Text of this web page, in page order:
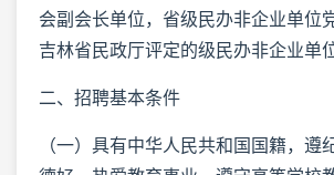
会副会长单位，省级民办非企业单位
吉林省民政厅评定的级民办非企业单位
二、招聘基本条件
（一）具有中华人民共和国国籍，遵